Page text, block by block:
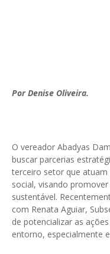
Por Denise Oliveira.
O vereador Abadyas
buscar parcerias
terceiro setor que atuam
social, visando
sustentável.
com Renata Aguiar,
de potencializar as
entorno, especialmente